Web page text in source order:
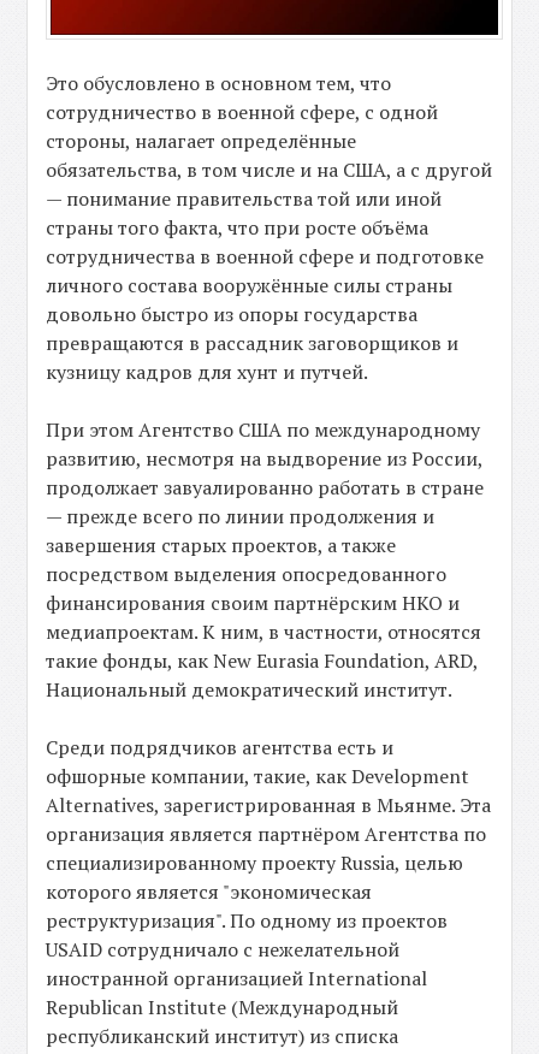
Это обусловлено в основном тем, что
сотрудничество в военной сфере, с одной
стороны, налагает определённые
обязательства, в том числе и на США, а с другой
— понимание правительства той или иной
страны того факта, что при росте объёма
сотрудничества в военной сфере и подготовке
личного состава вооружённые силы страны
довольно быстро из опоры государства
превращаются в рассадник заговорщиков и
кузницу кадров для хунт и путчей.
При этом Агентство США по международному
развитию, несмотря на выдворение из России,
продолжает завуалированно работать в стране
— прежде всего по линии продолжения и
завершения старых проектов, а также
посредством выделения опосредованного
финансирования своим партнёрским НКО и
медиапроектам. К ним, в частности, относятся
такие фонды, как New Eurasia Foundation, ARD,
Национальный демократический институт.
Среди подрядчиков агентства есть и
офшорные компании, такие, как Development
Alternatives, зарегистрированная в Мьянме. Эта
организация является партнёром Агентства по
специализированному проекту Russia, целью
которого является "экономическая
реструктуризация". По одному из проектов
USAID сотрудничало с нежелательной
иностранной организацией International
Republican Institute (Международный
республиканский институт) из списка